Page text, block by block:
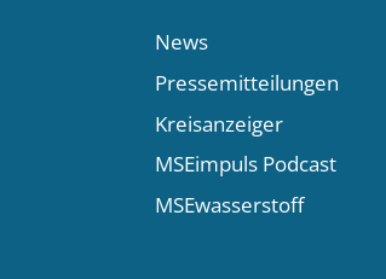
News
Pressemitteilungen
Kreisanzeiger
MSEimpuls Podcast
MSEwasserstoff